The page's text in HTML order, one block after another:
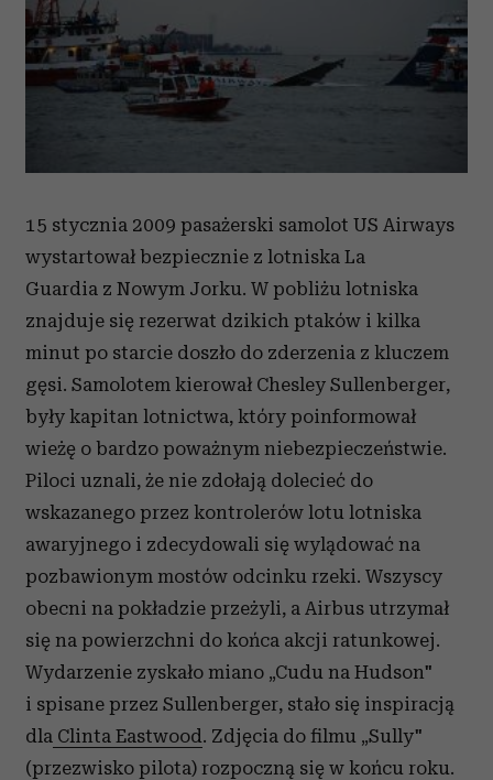
15 stycznia 2009 pasażerski samolot US Airways
wystartował bezpiecznie z lotniska La
Guardia z Nowym Jorku. W pobliżu lotniska
znajduje się rezerwat dzikich ptaków i kilka
minut po starcie doszło do zderzenia z kluczem
gęsi. Samolotem kierował Chesley Sullenberger,
były kapitan lotnictwa, który poinformował
wieżę o bardzo poważnym niebezpieczeństwie.
Piloci uznali, że nie zdołają dolecieć do
wskazanego przez kontrolerów lotu lotniska
awaryjnego i zdecydowali się wylądować na
pozbawionym mostów odcinku rzeki. Wszyscy
obecni na pokładzie przeżyli, a Airbus utrzymał
się na powierzchni do końca akcji ratunkowej.
Wydarzenie zyskało miano „Cudu na Hudson"
i spisane przez Sullenberger, stało się inspiracją
dla Clinta Eastwood. Zdjęcia do filmu „Sully"
(przezwisko pilota) rozpoczną się w końcu roku.